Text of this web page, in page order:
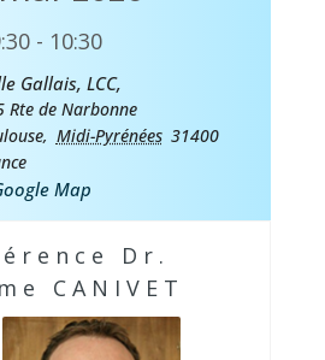
- 10:30
Gallais, LCC,
Rte de Narbonne
, Midi-Pyrénées 31400
Map
Dr.
CANIVET